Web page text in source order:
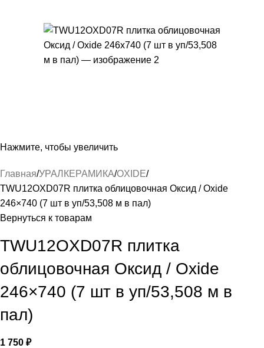
Нажмите, чтобы увеличить
Главная УРАЛКЕРАМИКА OXIDE
TWU12OXD07R плитка облицовочная Оксид / Oxide
246×740 (7 шт в уп/53,508 м в пал)
Вернуться к товарам
TWU12OXD07R плитка
облицовочная Оксид / Oxide
246×740 (7 шт в уп/53,508 м в
пал)
1 750 ₽